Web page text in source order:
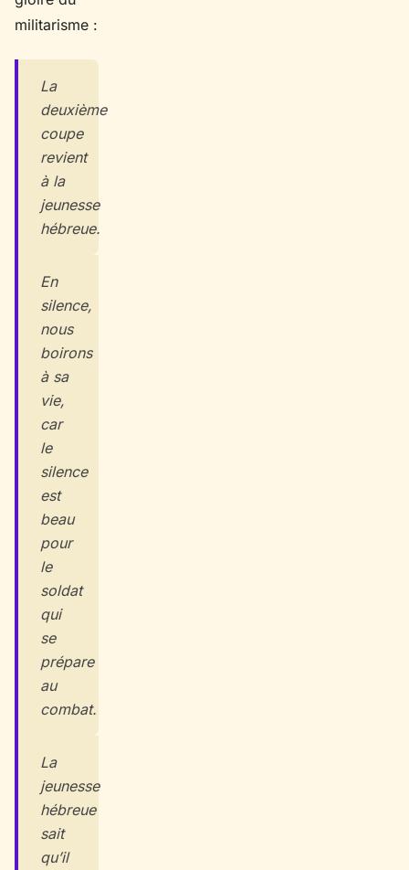
militarisme :
La
deuxième
coupe
revient
à la
jeunesse
hébreue.
En
silence,
nous
boirons
à sa
vie,
car
le
silence
est
beau
pour
le
soldat
qui
se
prépare
au
combat.
La
jeunesse
hébreue
sait
qu’il